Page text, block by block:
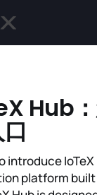
Hub
introduce
platform built